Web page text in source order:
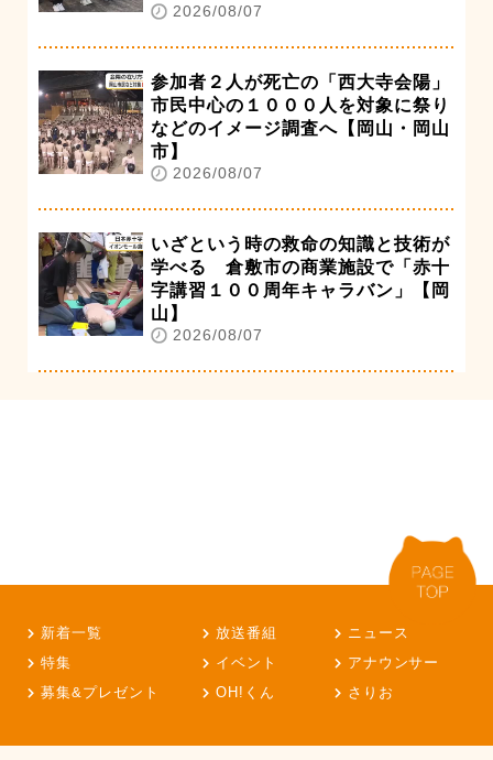
2026/08/07
参加者２人が死亡の「西大寺会陽」
市民中心の１０００人を対象に祭り
などのイメージ調査へ【岡山・岡山
市】
2026/08/07
いざという時の救命の知識と技術が
学べる 倉敷市の商業施設で「赤十
字講習１００周年キャラバン」【岡
山】
2026/08/07
新着一覧 放送番組
ニュース
特集
イベント
アナウンサー
募集&プレゼント
OH!くん さりお